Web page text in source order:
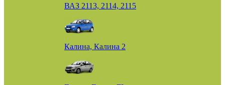
ВАЗ 2113, 2114, 2115
Калина, Калина 2